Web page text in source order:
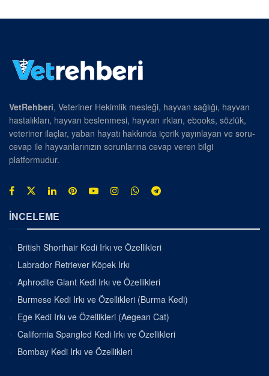
VetRehberi, Veteriner Hekimlik mesleği, hayvan sağlığı, hayvan
hastalıkları, hayvan beslenmesi, hayvan ırkları, ebooks, sözlük,
veteriner ilaçlar, yaban hayatı hakkında içerik yayınlayan ve soru-
cevap ile hayvanlarınızın sorunlarına cevap veren bilgi
platformudur.
İNCELEME
British Shorthair Kedi Irkı ve Özellikleri
Labrador Retriever Köpek Irkı
Aphrodite Giant Kedi Irkı ve Özellikleri
Burmese Kedi Irkı ve Özellikleri (Burma Kedi)
Ege Kedi Irkı ve Özellikleri (Aegean Cat)
California Spangled Kedi Irkı ve Özellikleri
Bombay Kedi Irkı ve Özellikleri